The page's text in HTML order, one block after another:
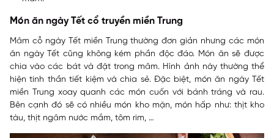
Món ăn ngày Tết cổ truyền miền Trung
Mâm cỗ ngày Tết miền Trung thường đơn giản nhưng các món
ăn ngày Tết cũng không kém phần độc đáo. Món ăn sẽ được
chia vào các bát và đặt trong mâm. Hình ảnh này thường thể
hiện tinh thần tiết kiệm và chia sẻ. Đặc biệt, món ăn ngày Tết
miền Trung xoay quanh các món cuốn với bánh tráng và rau.
Bên cạnh đó sẽ có nhiều món kho mặn, món hấp như: thịt kho
tàu, thịt ngâm nước mắm, tôm rim, …